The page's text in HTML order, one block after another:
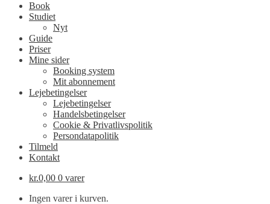
Book
Studiet
Nyt
Guide
Priser
Mine sider
Booking system
Mit abonnement
Lejebetingelser
Lejebetingelser
Handelsbetingelser
Cookie & Privatlivspolitik
Persondatapolitik
Tilmeld
Kontakt
kr.0,00 0 varer
Ingen varer i kurven.